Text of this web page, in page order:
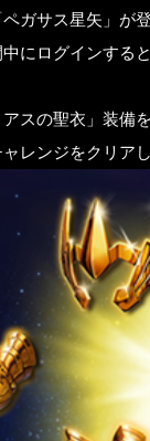
ペガサス星矢」が
にログインする
アスの聖衣」装備
レンジをクリア